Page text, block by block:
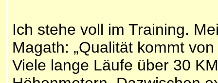
Ich stehe voll im Training.
Magath: „Qualität kommt
Viele lange Läufe über 30